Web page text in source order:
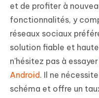
et de profiter à
fonctionnalités, y
réseaux sociaux
solution fiable et
n'hésitez pas à essayer
Android. Il ne
schéma et offre un